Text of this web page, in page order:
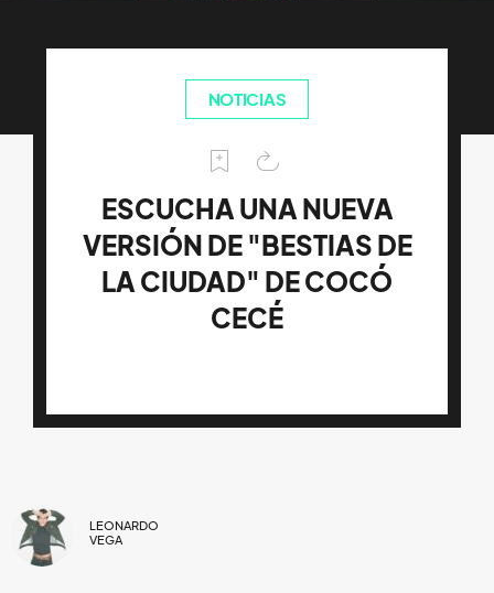
NOTICIAS
ESCUCHA UNA NUEVA
VERSIÓN DE "BESTIAS DE
LA CIUDAD" DE COCÓ
CECÉ
LEONARDO
VEGA